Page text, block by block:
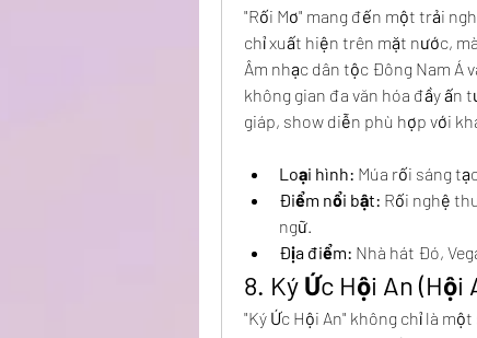
"Rối Mơ" mang đến một trải
chỉ xuất hiện trên mặt nước,
Âm nhạc dân tộc Đông Nam Á
không gian đa văn hóa đầy ấn
giáp, show diễn phù hợp với
Loại hình: Múa rối sáng
Điểm nổi bật: Rối nghệ
ngữ.
Địa điểm: Nhà hát Đó,
8. Ký Ức Hội An (Hội
"Ký Ức Hội An" không chỉ là